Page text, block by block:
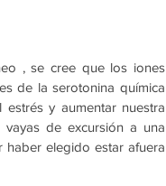
, se cree que los iones
de la serotonina química
y aumentar nuestra
de excursión a una
elegido estar afuera